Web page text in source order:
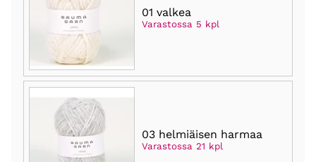
01 valkea
Varastossa 5 kpl
03 helmiäisen harmaa
Varastossa 21 kpl